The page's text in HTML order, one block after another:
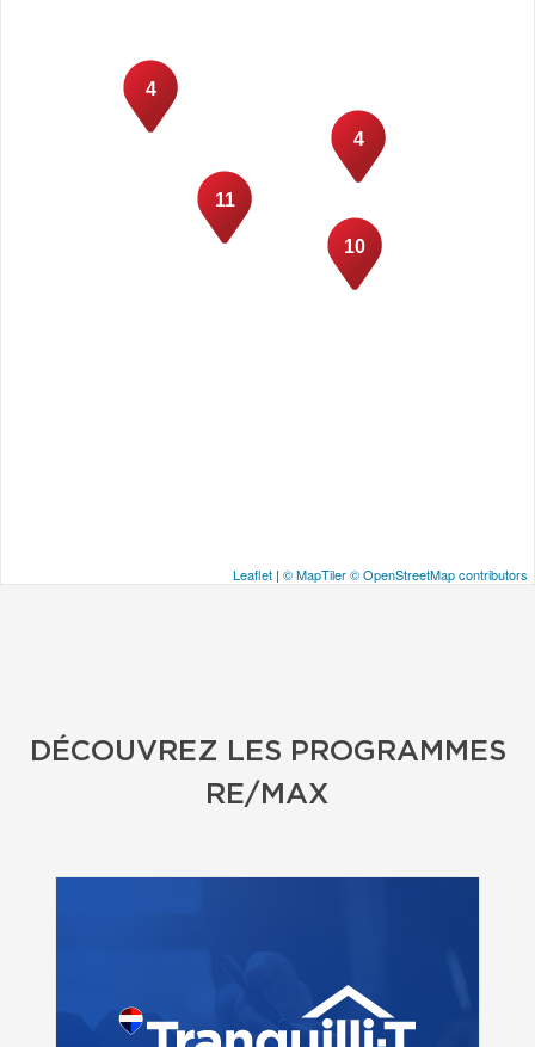
4
4
10
11
Leaflet | © MapTiler© OpenStreetMap contributors
DÉCOUVREZ LES PROGRAMMES
RE/MAX